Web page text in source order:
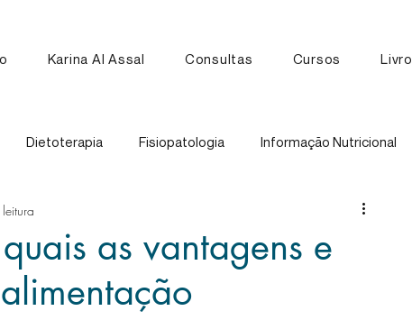
Karina Al Assal Consultas Cursos Livro
Dietoterapia Fisiopatologia Informação Nutricional
Receitas
as vantagens e